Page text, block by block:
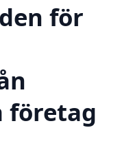
för
företag